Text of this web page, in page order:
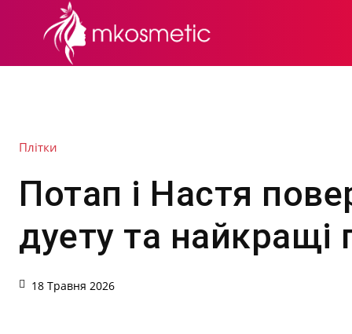
Плітки
Потап і Настя
дуету та найкращі
18 Травня 2026